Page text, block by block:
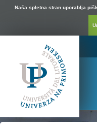
Naša spletna stran uporablja